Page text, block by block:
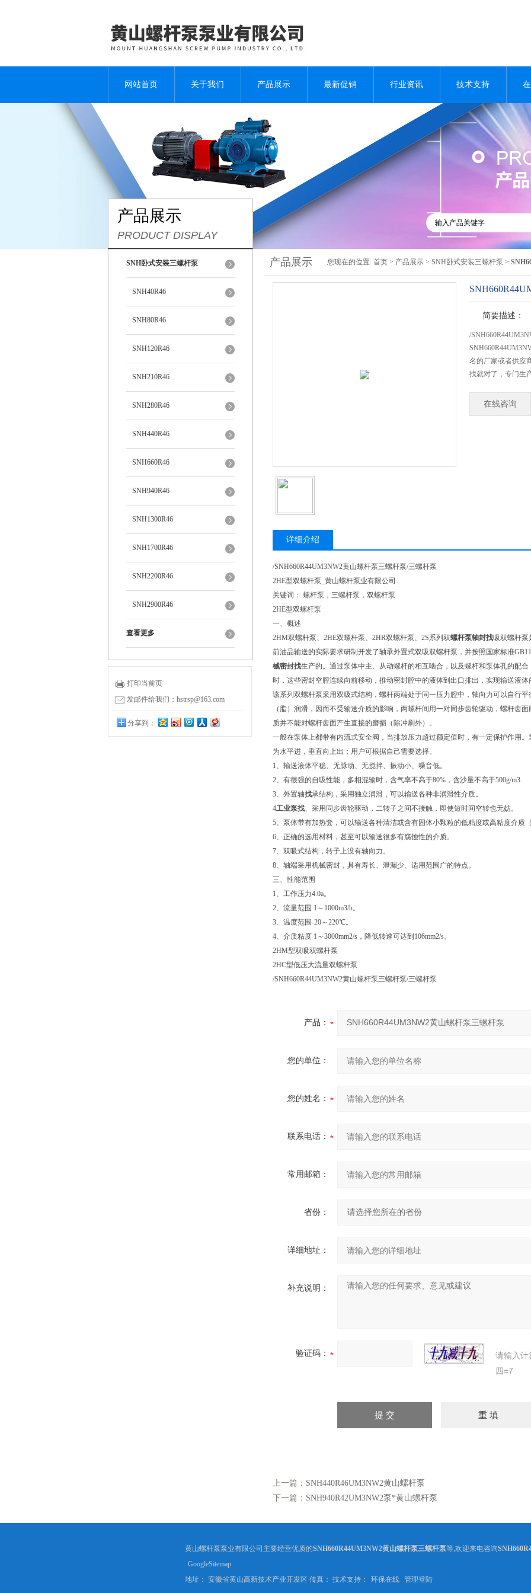
网站首页 关于我们 产品展示 最新促销 行业资讯 技术支持
产品展示
PRODUCT DISPLAY
SNH卧式安装三螺杆泵
SNH40R46
SNH80R46
SNH120R46
SNH210R46
SNH280R46
SNH440R46
SNH660R46
SNH940R46
SNH1300R46
SNH1700R46
SNH2200R46
SNH2900R46
查看更多
打印当前页
发邮件给我们：hstrsp@163.com
分享到：
产品展示 您现在的位置: 首页 > 产品展示 > SNH卧式安装三螺杆泵 >
简要描述：
/
名的厂家或者供应
找就对了，专门生
在线咨询
详细介绍
/SNH660R44UM3NW2黄山螺杆泵三螺杆泵/三螺杆泵
2HE型双螺杆泵_黄山螺杆泵业有限公司
关键词： 螺杆泵，三螺杆泵，双螺杆泵
2HE型双螺杆泵
一、概述
2HM双螺杆泵、2HE双螺杆泵、2HR双螺杆泵、2S系列双螺杆泵轴封找吸双螺杆泵
前油品输送的实际要求研制开发了轴承外置式双吸双螺杆泵，并按照国家标准
械密封找生产的。通过泵体中主、从动螺杆的相互啮合，以及螺杆和泵体孔的配
时，这些密封空腔连续向前移动，推动密封腔中的液体到出口排出，实现输送液
该系列双螺杆泵采用双吸式结构，螺杆两端处于同一压力腔中，轴向力可以自行
（脂）润滑，因而不受输送介质的影响，两螺杆间用一对同步齿轮驱动，螺杆齿
质并不能对螺杆齿面产生直接的磨损（除冲刷外）。
一般在泵体上都带有内流式安全阀，当排放压力超过额定值时，有一定保护作用
为水平进，垂直向上出；用户可根据自己需要选择。
1、输送液体平稳、无脉动、无搅拌、振动小、噪音低。
2、有很强的自吸性能，多相混输时，含气率不高于80%，含沙量不高于500g/m3.
3、外置轴找承结构，采用独立润滑，可以输送各种非润滑性介质。
4工业泵找、采用同步齿轮驱动，二转子之间不接触，即使短时间空转也无妨。
5、泵体带有加热套，可以输送各种清洁或含有固体小颗粒的低粘度或高粘度介质
6、正确的选用材料，甚至可以输送很多有腐蚀性的介质。
7、双吸式结构，转子上没有轴向力。
8、轴端采用机械密封，具有寿长、泄漏少、适用范围广的特点。
三、性能范围
1、工作压力4.0a。
2、流量范围 1～1000m3/h。
3、温度范围-20～220℃。
4、介质粘度 1～3000mm2/s，降低转速可达到106mm2/s。
2HM型双吸双螺杆泵
2HC型低压大流量双螺杆泵
/SNH660R44UM3NW2黄山螺杆泵三螺杆泵/三螺杆泵
产品：
您的单位：
您的姓名：
联系电话：
常用邮箱：
省份：
详细地址：
补充说明：
验证码：
请输入计
四=7
上一篇： SNH440R46UM3NW2黄山螺杆泵
下一篇： SNH940R42UM3NW2泵*黄山螺杆泵
黄山螺杆泵泵业有限公司主要经营优质的SNH660R44UM3NW2黄山螺杆泵三螺杆泵等,欢迎来电咨询
GoogleSitemap
地址： 安徽省黄山高新技术产业开发区 传真： 技术支持：
环保在线 管理登陆